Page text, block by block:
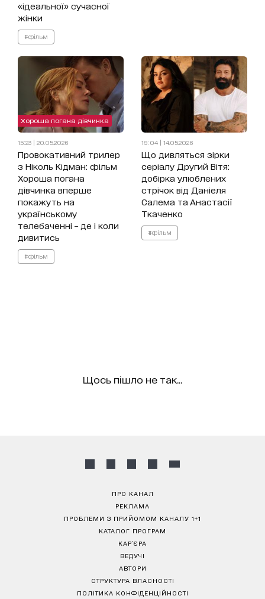
«ідеальної» сучасної
жінки
#фільм
Хороша погана дівчинка
15:23 | 20.05.2026
Провокативний трилер
з Ніколь Кідман: фільм
Хороша погана
дівчинка вперше
покажуть на
українському
телебаченні – де і коли
дивитись
#фільм
19:04 | 14.05.2026
Що дивляться зірки
серіалу Другий Вітя:
добірка улюблених
стрічок від Даніеля
Салема та Анастасії
Ткаченко
#фільм
Щось пішло не так...
ПРО КАНАЛ
РЕКЛАМА
ПРОБЛЕМИ З ПРИЙОМОМ КАНАЛУ 1+1
КАТАЛОГ ПРОГРАМ
КАР’ЄРА
ВЕДУЧІ
АВТОРИ
СТРУКТУРА ВЛАСНОСТІ
ПОЛІТИКА КОНФІДЕНЦІЙНОСТІ